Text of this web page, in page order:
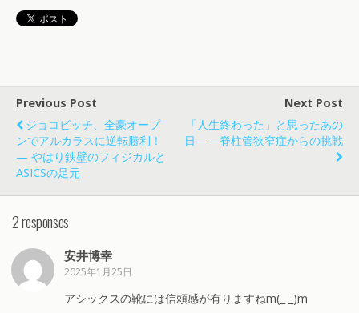
Previous Post
ジョコビッチ、全豪オープ
ンでアルカラスに逆転勝利！
— やはり鉄壁のフィジカルと
ASICSの足元
Next Post
「人生終わった」と思ったあの
日——脊柱管狭窄症からの挑戦
2 responses
安井博幸
2025年1月25日
アシックスの靴には信頼感が有りますねm(_ _)m